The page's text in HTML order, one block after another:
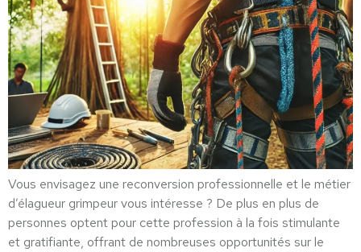
Vous envisagez une reconversion professionnelle et le métier
d’élagueur grimpeur vous intéresse ? De plus en plus de
personnes optent pour cette profession à la fois stimulante
et gratifiante, offrant de nombreuses opportunités sur le